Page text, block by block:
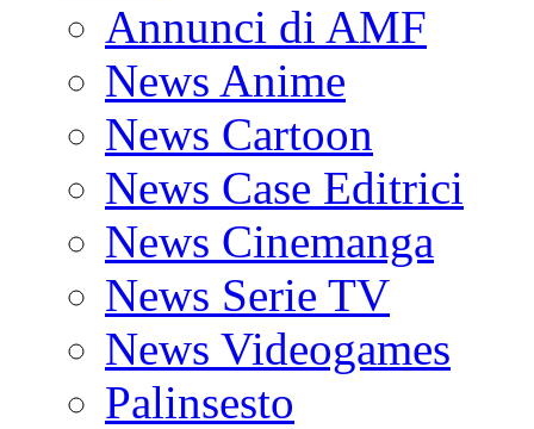
Annunci di AMF
News Anime
News Cartoon
News Case Editrici
News Cinemanga
News Serie TV
News Videogames
Palinsesto